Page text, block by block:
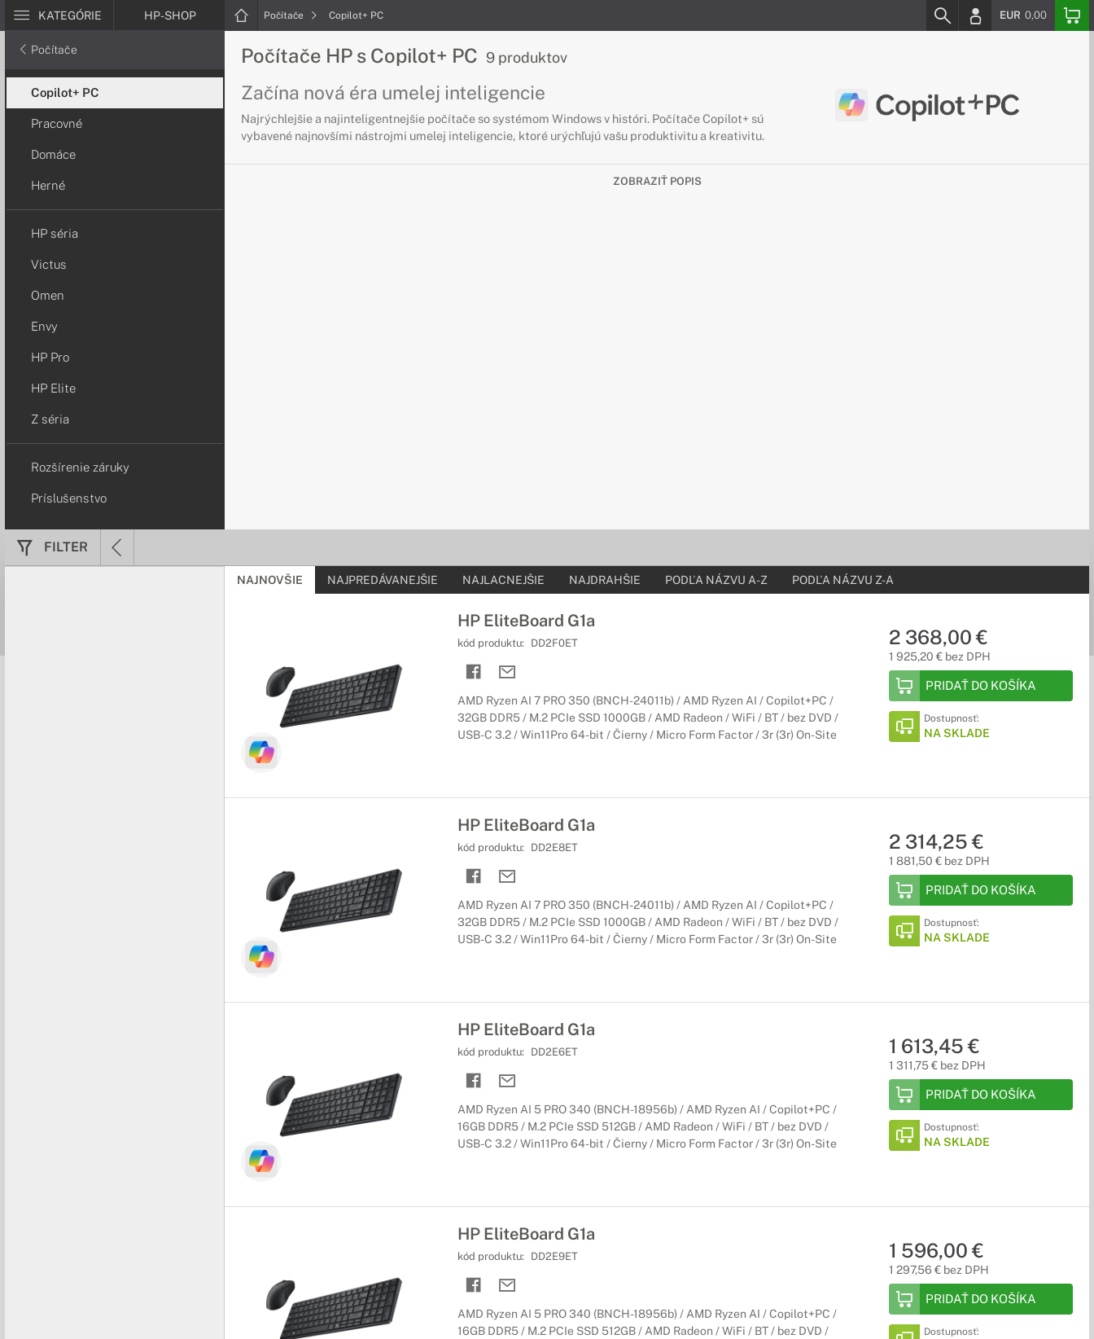
KATEGÓRIE HP-SHOP Počítače Copilot+ PC EUR 0,00
Počítače
Copilot+ PC
Pracovné
Domáce
Herné
HP séria
Victus
Omen
Envy
HP Pro
HP Elite
Z séria
Rozšírenie záruky
Príslušenstvo
Počítače HP s Copilot+ PC 9 produktov
Začína nová éra umelej inteligencie
Najrýchlejšie a najinteligentnejšie počítače so systémom Windows v históri. Počítače Copilot+ sú
vybavené najnovšími nástrojmi umelej inteligencie, ktoré urýchľujú vašu produktivitu a kreativitu.
ZOBRAZIŤ POPIS
FILTER
NAJNOVŠIE NAJPREDÁVANEJŠIE NAJLACNEJŠIE NAJDRAHŠIE PODĽA NÁZVU A-Z PODĽA NÁZVU Z-A
HP EliteBoard G1a
kód produktu: DD2F0ET
AMD Ryzen AI 7 PRO 350 (BNCH-24011b) / AMD Ryzen AI / Copilot+PC /
32GB DDR5 / M.2 PCIe SSD 1000GB / AMD Radeon / WiFi / BT / bez DVD /
USB-C 3.2 / Win11Pro 64-bit / Čierny / Micro Form Factor / 3r (3r) On-Site
2 368,00 €
1 925,20 € bez DPH
PRIDAŤ DO KOŠÍKA
Dostupnosť:
NA SKLADE
HP EliteBoard G1a
kód produktu: DD2E8ET
AMD Ryzen AI 7 PRO 350 (BNCH-24011b) / AMD Ryzen AI / Copilot+PC /
32GB DDR5 / M.2 PCIe SSD 1000GB / AMD Radeon / WiFi / BT / bez DVD /
USB-C 3.2 / Win11Pro 64-bit / Čierny / Micro Form Factor / 3r (3r) On-Site
2 314,25 €
1 881,50 € bez DPH
PRIDAŤ DO KOŠÍKA
Dostupnosť:
NA SKLADE
HP EliteBoard G1a
kód produktu: DD2E6ET
AMD Ryzen AI 5 PRO 340 (BNCH-18956b) / AMD Ryzen AI / Copilot+PC /
16GB DDR5 / M.2 PCIe SSD 512GB / AMD Radeon / WiFi / BT / bez DVD /
USB-C 3.2 / Win11Pro 64-bit / Čierny / Micro Form Factor / 3r (3r) On-Site
1 613,45 €
1 311,75 € bez DPH
PRIDAŤ DO KOŠÍKA
Dostupnosť:
NA SKLADE
HP EliteBoard G1a
kód produktu: DD2E9ET
AMD Ryzen AI 5 PRO 340 (BNCH-18956b) / AMD Ryzen AI / Copilot+PC /
16GB DDR5 / M.2 PCIe SSD 512GB / AMD Radeon / WiFi / BT / bez DVD /
1 596,00 €
1 297,56 € bez DPH
PRIDAŤ DO KOŠÍKA
Dostupnosť: